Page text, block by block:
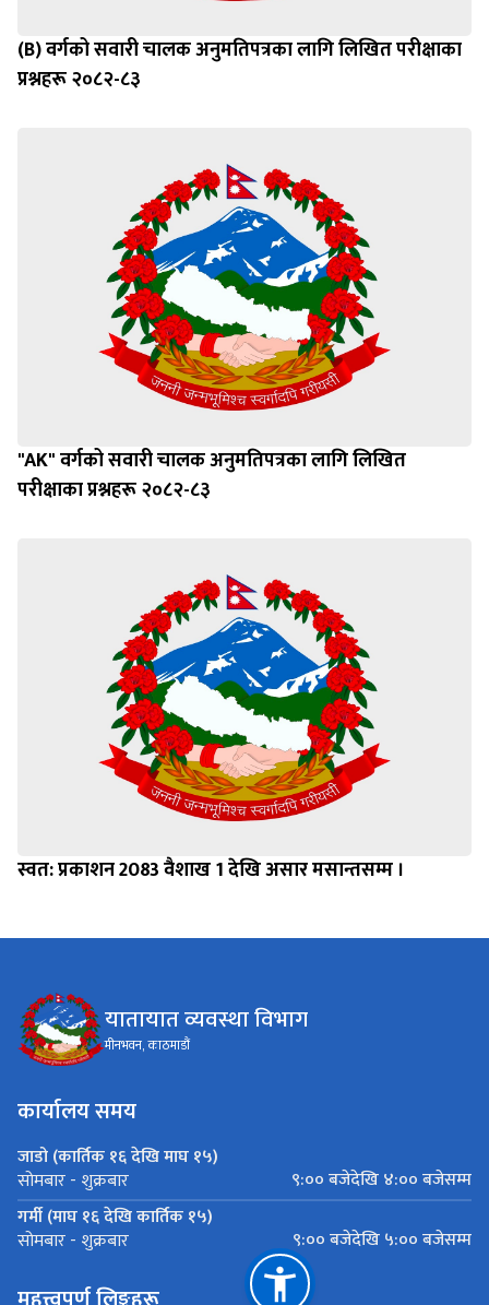
(B) वर्गको सवारी चालक अनुमतिपत्रका लागि लिखित परीक्षाका
प्रश्नहरू २०८२-८३
"AK" वर्गको सवारी चालक अनुमतिपत्रका लागि लिखित
परीक्षाका प्रश्नहरू २०८२-८३
स्वत: प्रकाशन 2083 वैशाख 1 देखि असार मसान्तसम्म ।
यातायात व्यवस्था विभाग
मीनभवन, काठमाडौं
कार्यालय समय
जाडो (कार्तिक १६ देखि माघ १५)
सोमबार - शुक्रबार
९:०० बजेदेखि ४:०० बजेसम्म
गर्मी (माघ १६ देखि कार्तिक १५)
सोमबार - शुक्रबार ९:०० बजेदेखि ५:०० बजेसम्म